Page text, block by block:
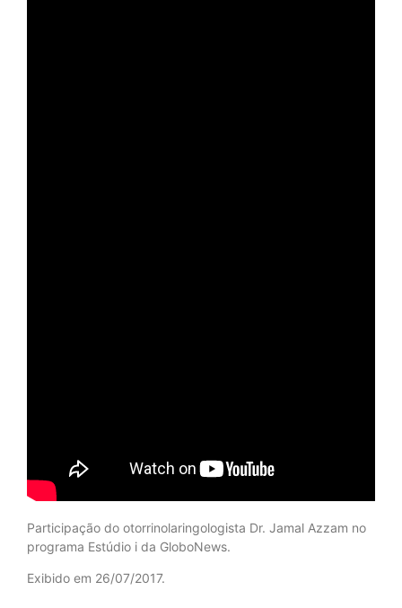
Participação do otorrinolaringologista Dr. Jamal Azzam no
programa Estúdio i da GloboNews.
Exibido em 26/07/2017.